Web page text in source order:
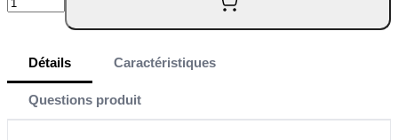
Quantité
Détails Caractéristiques
Questions produit